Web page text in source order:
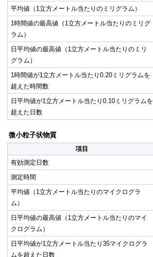
平均値（1立方メートル当たりのミリグラム）
1時間値の最高値（1立方メートル当たりのミリグ
ラム）
日平均値の最高値（1立方メートル当たりのミリ
グラム）
1時間値が1立方メートル当たり0.20ミリグラムを
超えた時間数
日平均値が1立方メートル当たり0.10ミリグラムを
超えた日数
微小粒子状物質
項目
有効測定日数
測定時間
平均値（1立方メートル当たりのマイクログラ
ム）
日平均値の最高値（1立方メートル当たりのマイ
クログラム）
日平均値が1立方メートル当たり35マイクログラ
ムを超えた日数